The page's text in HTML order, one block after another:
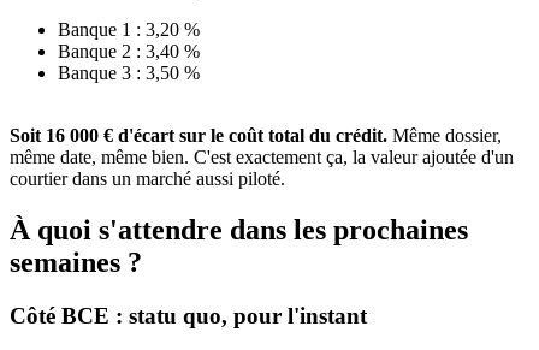
Banque 1 : 3,20 %
Banque 2 : 3,40 %
Banque 3 : 3,50 %
Soit 16 000 € d'écart sur le coût total du crédit. Même dossier,
même date, même bien. C'est exactement ça, la valeur ajoutée d'un
courtier dans un marché aussi piloté.
À quoi s'attendre dans les prochaines
semaines ?
Côté BCE : statu quo, pour l'instant